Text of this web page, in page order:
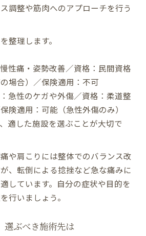
調整や筋肉へのアプローチを行う
整理します。
性痛・姿勢改善／資格：民間資格
場合）／保険適用：不可
急性のケガや外傷／資格：柔道整
険適用：可能（急性外傷のみ）
適した施設を選ぶことが大切で
や肩こりには整体でのバランス改
、転倒による捻挫など急な痛みに
しています。自分の症状や目的を
行いましょう。
選ぶべき施術先は